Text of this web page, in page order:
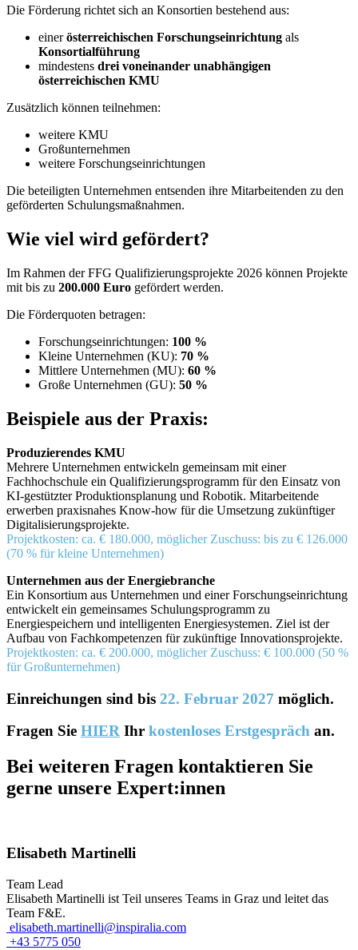
Die Förderung richtet sich an Konsortien bestehend aus:
einerösterreichischen Forschungseinrichtung als
Konsortialführung
mindestens drei voneinander unabhängigen
österreichischen KMU
Zusätzlich können teilnehmen:
weitere KMU
Großunternehmen
weitere Forschungseinrichtungen
Die beteiligten Unternehmen entsenden ihre Mitarbeitenden zu den
geförderten Schulungsmaßnahmen.
Wie viel wird gefördert?
Im Rahmen der FFG Qualifizierungsprojekte 2026 können Projekte
mit bis zu 200.000 Euro gefördert werden.
Die Förderquoten betragen:
Forschungseinrichtungen: 100 %
Kleine Unternehmen (KU): 70 %
Mittlere Unternehmen (MU): 60 %
Große Unternehmen (GU): 50 %
Beispiele aus der Praxis:
Produzierendes KMU
Mehrere Unternehmen entwickeln gemeinsam mit einer
Fachhochschule ein Qualifizierungsprogramm für den Einsatz von
KI-gestützter Produktionsplanung und Robotik. Mitarbeitende
erwerben praxisnahes Know-how für die Umsetzung zukünftiger
Digitalisierungsprojekte.
Projektkosten: ca. € 180.000, möglicher Zuschuss: bis zu € 126.000
(70 % für kleine Unternehmen)
Unternehmen aus der Energiebranche
Ein Konsortium aus Unternehmen und einer Forschungseinrichtung
entwickelt ein gemeinsames Schulungsprogramm zu
Energiespeichern und intelligenten Energiesystemen. Ziel ist der
Aufbau von Fachkompetenzen für zukünftige Innovationsprojekte.
Projektkosten: ca. € 200.000, möglicher Zuschuss: € 100.000 (50 %
für Großunternehmen)
Einreichungen sind bis 22. Februar 2027 möglich.
Fragen Sie HIER Ihr kostenloses Erstgespräch an.
Bei weiteren Fragen kontaktieren Sie
gerne unsere Expert:innen
Elisabeth Martinelli
Team Lead
Elisabeth Martinelli ist Teil unseres Teams in Graz und leitet das
Team F&E.
elisabeth.martinelli@inspiralia.com
+43 5775 050